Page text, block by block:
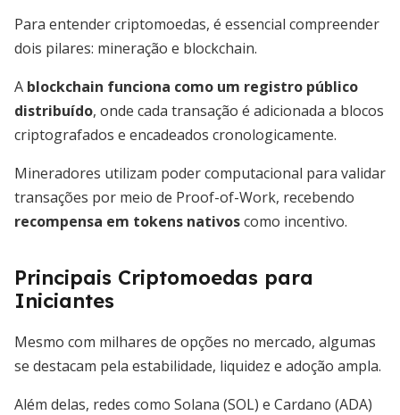
Para entender criptomoedas, é essencial compreender
dois pilares: mineração e blockchain.
A blockchain funciona como um registro público
distribuído, onde cada transação é adicionada a blocos
criptografados e encadeados cronologicamente.
Mineradores utilizam poder computacional para validar
transações por meio de Proof-of-Work, recebendo
recompensa em tokens nativoscomo incentivo.
Principais Criptomoedas para
Iniciantes
Mesmo com milhares de opções no mercado, algumas
se destacam pela estabilidade, liquidez e adoção ampla.
Além delas, redes como Solana (SOL) e Cardano (ADA)